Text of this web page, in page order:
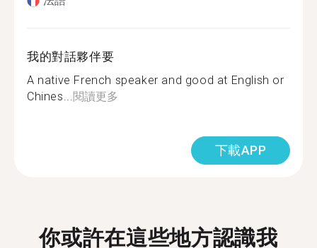
我的對話夥伴要
A native French speaker and good at English or
Chines...閱讀更多
下載APP
你或許在這些地方認識我